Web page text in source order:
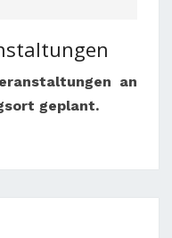
an
geplant.